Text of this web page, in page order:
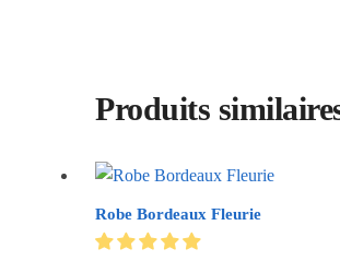
Produits
Robe Bordeaux Fleurie